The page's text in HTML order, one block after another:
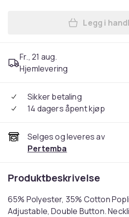
Legg i
Fr., 21 aug.
Hjemlevering
Sikker betaling
14 dagers åpent kjøp
Selges og leveres av
Pertemba
Produktbeskrivelse
65% Polyester, 35% Cotton
Adjustable, Double Button.